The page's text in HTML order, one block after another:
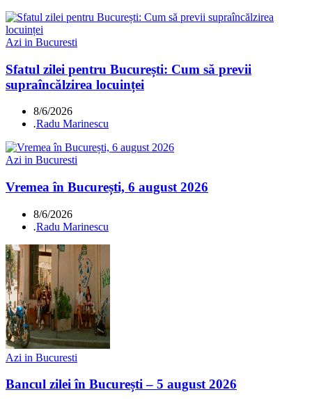
Azi in Bucuresti
Sfatul zilei pentru București: Cum să previi
supraîncălzirea locuinței
8/6/2026
.Radu Marinescu
Azi in Bucuresti
Vremea în București, 6 august 2026
8/6/2026
.Radu Marinescu
Azi in Bucuresti
Bancul zilei în București – 5 august 2026